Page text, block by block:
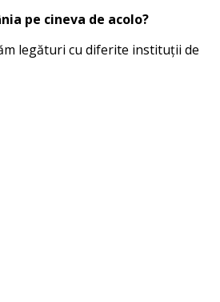
pe cineva de acolo?
legături cu diferite instituții de